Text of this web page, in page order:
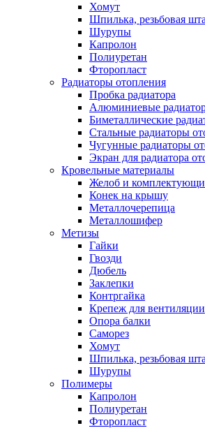
Хомут
Шпилька, резьбовая
Шурупы
Капролон
Полиуретан
Фторопласт
Радиаторы отопления
Пробка радиатора
Алюминиевые
Биметаллические
Стальные радиаторы
Чугунные радиаторы
Экран для радиатора
Кровельные материалы
Желоб и
Конек на крышу
Металлочерепица
Металлошифер
Метизы
Гайки
Гвозди
Дюбель
Заклепки
Контргайка
Крепеж для вентиляции
Опора балки
Саморез
Хомут
Шпилька, резьбовая
Шурупы
Полимеры
Капролон
Полиуретан
Фторопласт